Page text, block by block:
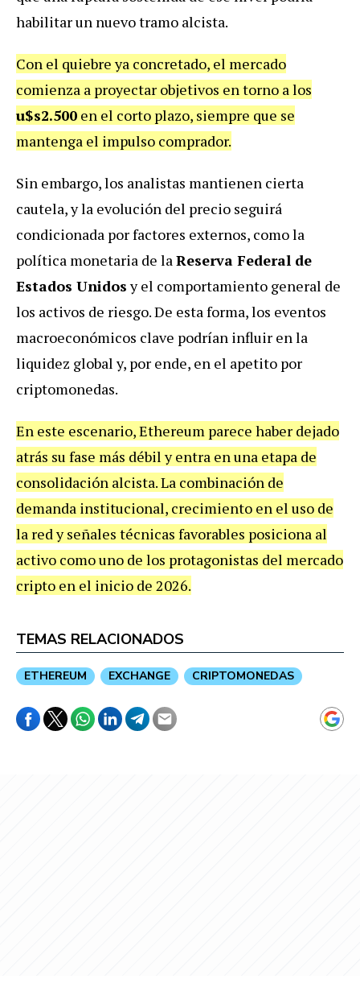
habilitar un nuevo tramo alcista.
Con el quiebre ya concretado, el mercado
comienza a proyectar objetivos en torno a los
u$s2.500 en el corto plazo, siempre que se
mantenga el impulso comprador.
Sin embargo, los analistas mantienen cierta
cautela, y la evolución del precio seguirá
condicionada por factores externos, como la
política monetaria de laReserva Federal de
Estados Unidosy el comportamiento general de
los activos de riesgo. De esta forma, los eventos
macroeconómicos clave podrían influir en la
liquidez global y, por ende, en el apetito por
criptomonedas.
En este escenario, Ethereum parece haber dejado
atrás su fase más débil y entra en una etapa de
consolidación alcista. La combinación de
demanda institucional, crecimiento en el uso de
la red y señales técnicas favorables posiciona al
activo como uno de los protagonistas del mercado
cripto en el inicio de 2026.
TEMAS RELACIONADOS
ETHEREUM EXCHANGE CRIPTOMONEDAS